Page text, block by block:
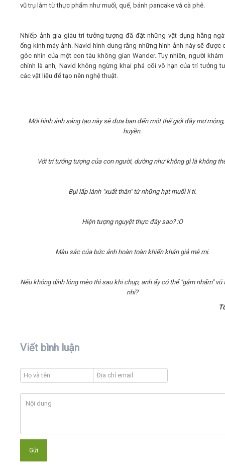
Video
Kiến thức
Liên hệ - Đăng ký
vũ trụ làm từ thực phẩm như muối, quế, bánh pancake và cà phê.
Nhiếp ảnh gia giàu trí tưởng tượng đã đặt những vật dụng hằng
ống kính máy ảnh. Navid hình dung rằng những hình ảnh này sẽ được
góc nhìn của một con tàu không gian Wander. Tuy nhiên, người
chính là anh, Navid không ngừng khai phá cõi vô hạn của trí tưởng
các vật liệu để tạo nên nghệ thuật.
Mỗi hình ảnh sáng tạo này sẽ đưa bạn đến một thế giới đầy mơ
huyền.
Với trí tưởng tượng của con người, dường như không gì là không
Bụi lấp lánh "xuất thân" từ những hạt muối li ti.
Hiện tượng nguyệt thực đây sao? :O
Màu sắc của bức ảnh hoàn toàn khiến khán giả mê mị.
Nếu không dính lông mèo thì sau khi chụp, anh ấy có thể "gặm nhấm" vũ
nhỉ?
Viết bình luận